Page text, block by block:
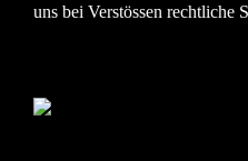
uns bei Verstössen rechtliche